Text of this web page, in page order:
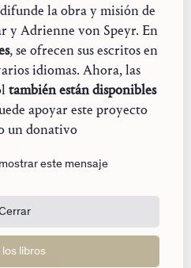
und seht»
Berufe
1984
la obra y misión de
y Adrienne von Speyr. En
, se ofrecen sus escritos en
idiomas. Ahora, las
también están disponibles
apoyar este proyecto
un donativo
este mensaje
los libros